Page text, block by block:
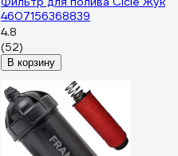
4607156368839
4.8
(52)
В корзину